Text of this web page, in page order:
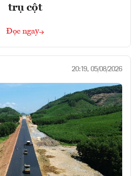
trụ cột
Đọc ngay
20:19, 05/08/2026